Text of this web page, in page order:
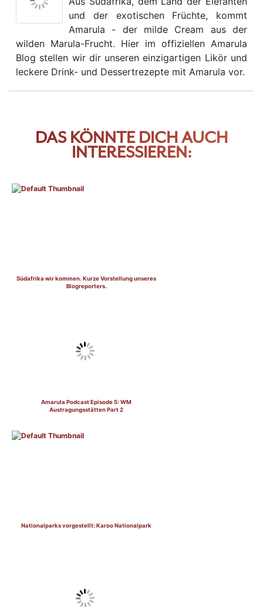
und der exotischen Früchte, kommt
Amarula - der milde Cream aus der
wilden Marula-Frucht. Hier im offiziellen Amarula
Blog stellen wir dir unseren einzigartigen Likör und
leckere Drink- und Dessertrezepte mit Amarula vor.
DAS KÖNNTE DICH AUCH
INTERESSIEREN:
Südafrika wir kommen. Kurze Vorstellung unseres
Blogreporters.
Amarula Podcast Episode 5: WM
Austragungsstätten Part 2
Nationalparks vorgestellt: Karoo Nationalpark